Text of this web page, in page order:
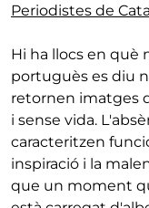
Periodistes de
Hi ha llocs en què
portuguès es diu
retornen imatges
i sense vida.
caracteritzen
inspiració i la
que un moment